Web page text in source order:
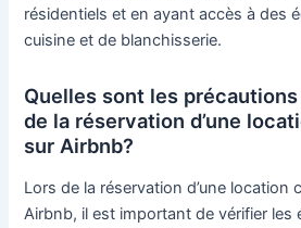
résidentiels et en ayant accès à des
cuisine et de blanchisserie.
Quelles sont les
de la réservation d’une
sur Airbnb?
Lors de la réservation d’une location
Airbnb, il est important de vérifier les